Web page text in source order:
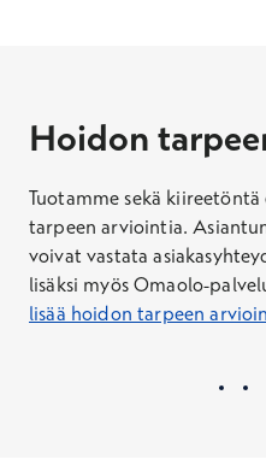
Hoidon
Tuotamme sekä
tarpeen arviointia.
voivat vastata
lisäksi myös Omaolo-
lisää hoidon tarpeen